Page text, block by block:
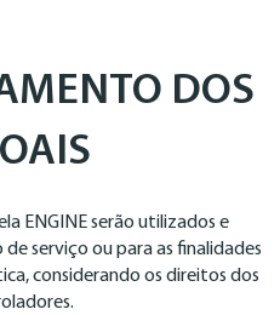
DOS
ENGINE serão utilizados e
serviço ou para as finalidades
considerando os direitos dos